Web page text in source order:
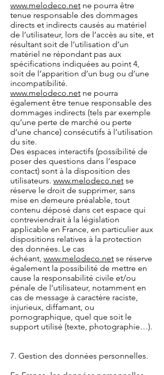
www.melodeco.net ne pourra être
tenue responsable des dommages
directs et indirects causés au matériel
de l’utilisateur, lors de l’accès au site, et
résultant soit de l’utilisation d’un
matériel ne répondant pas aux
spécifications indiquées au point 4,
soit de l’apparition d’un bug ou d’une
incompatibilité.
www.melodeco.net ne pourra
également être tenue responsable des
dommages indirects (tels par exemple
qu’une perte de marché ou perte
d’une chance) consécutifs à l’utilisation
du site.
Des espaces interactifs (possibilité de
poser des questions dans l’espace
contact) sont à la disposition des
utilisateurs. www.melodeco.net se
réserve le droit de supprimer, sans
mise en demeure préalable, tout
contenu déposé dans cet espace qui
contreviendrait à la législation
applicable en France, en particulier aux
dispositions relatives à la protection
des données. Le cas
échéant, www.melodeco.net se réserve
également la possibilité de mettre en
cause la responsabilité civile et/ou
pénale de l’utilisateur, notamment en
cas de message à caractère raciste,
injurieux, diffamant, ou
pornographique, quel que soit le
support utilisé (texte, photographie…).
7. Gestion des données personnelles.